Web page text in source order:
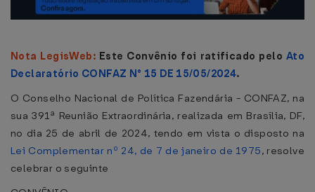
Nota LegisWeb: Este Convênio foi ratificado pelo Ato
Declaratório CONFAZ N° 15 DE 15/05/2024.
O Conselho Nacional de Política Fazendária - CONFAZ, na
sua 391ª Reunião Extraordinária, realizada em Brasília, DF,
no dia 25 de abril de 2024, tendo em vista o disposto na
Lei Complementar nº 24, de 7 de janeiro de 1975, resolve
celebrar o seguinte